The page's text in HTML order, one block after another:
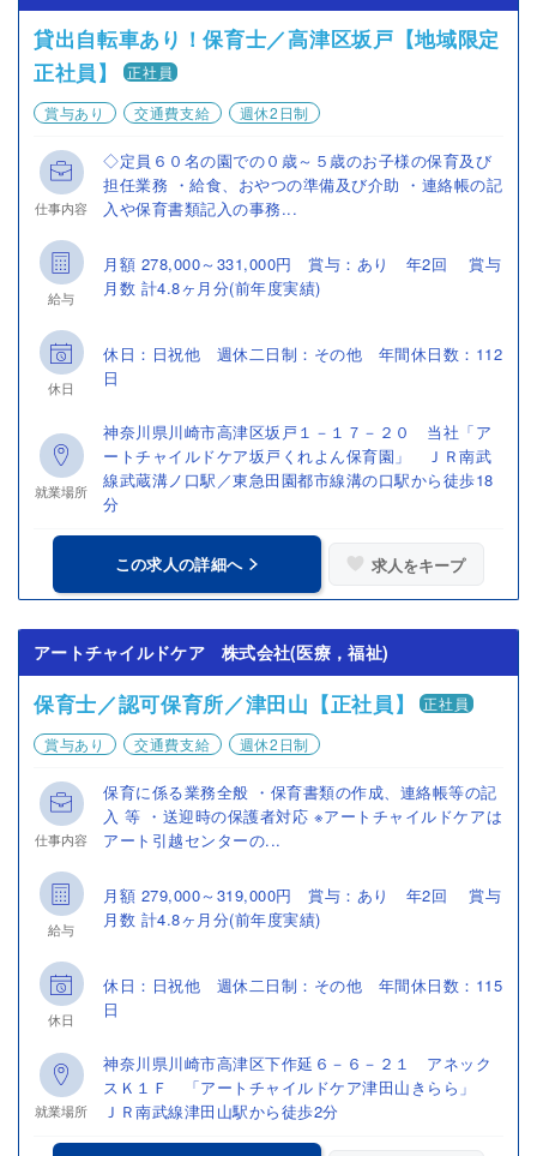
貸出自転車あり！保育士／高津区坂戸【地域限定
正社員】
正社員
賞与あり
交通費支給 週休2日制
仕事内容
◇定員６０名の園での０歳～５歳のお子様の保育及び
担任業務 ・給食、おやつの準備及び介助 ・連絡帳の記
入や保育書類記入の事務...
給与
月額 278,000～331,000円 賞与：あり 年2回 賞与
月数 計4.8ヶ月分(前年度実績)
休日
休日：日祝他 週休二日制：その他 年間休日数：112
日
就業場所
神奈川県川崎市高津区坂戸１－１７－２０ 当社「ア
ートチャイルドケア坂戸くれよん保育園」 ＪＲ南武
線武蔵溝ノ口駅／東急田園都市線溝の口駅から徒歩18
分
この求人の詳細へ 求人をキープ
アートチャイルドケア 株式会社(医療，福祉)
保育士／認可保育所／津田山【正社員】
正社員
賞与あり
交通費支給 週休2日制
仕事内容
保育に係る業務全般 ・保育書類の作成、連絡帳等の記
入 等 ・送迎時の保護者対応 ※アートチャイルドケアは
アート引越センターの...
給与
月額 279,000～319,000円 賞与：あり 年2回 賞与
月数 計4.8ヶ月分(前年度実績)
休日
休日：日祝他 週休二日制：その他 年間休日数：115
日
就業場所
神奈川県川崎市高津区下作延６－６－２１ アネック
スＫ１Ｆ 「アートチャイルドケア津田山きらら」
ＪＲ南武線津田山駅から徒歩2分